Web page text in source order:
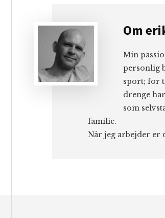
Om
Min
personlig
sport; for
drenge
som
familie.
Når jeg arbejder er